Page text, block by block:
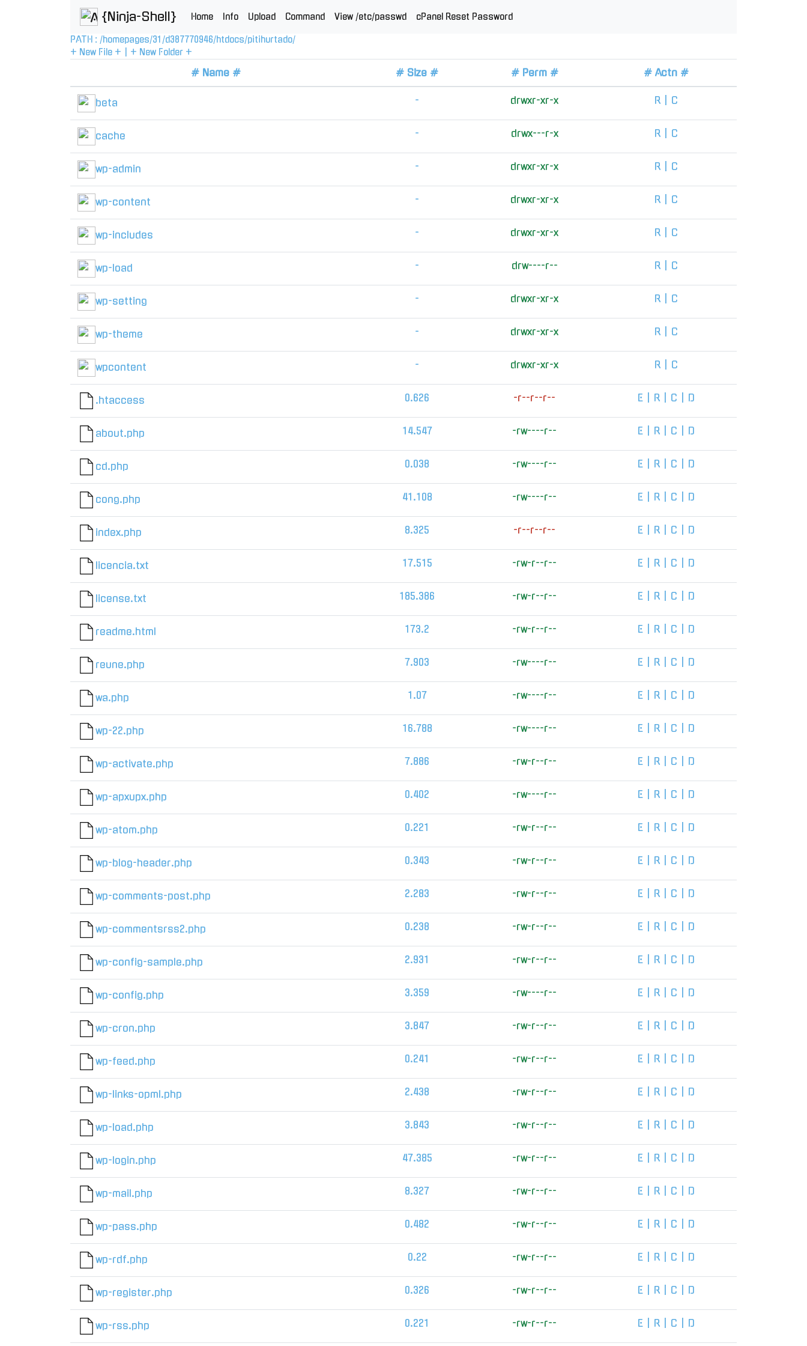
{Ninja-Shell} Home Info Upload Command View /etc/passwd cPanel Reset Password
PATH : /homepages/31 /d387770946/htdocs/pitihurtado/
+ New File +
+ New Folder +
# Name # # Size # # Perm # # Actn #
beta - drwxr-xr-x R C
cache - drwx---r-x R C
wp-admin - drwxr-xr-x R C
wp-content - drwxr-xr-x R C
wp-includes - drwxr-xr-x R C
wp-load - drw----r-- R C
wp-setting - drwxr-xr-x R C
wp-theme - drwxr-xr-x R C
wpcontent - drwxr-xr-x R C
.htaccess 0.626 -r--r--r-- E R C D
about.php 14.547 -rw----r-- E R C D
cd.php 0.038 -rw----r-- E R C D
cong.php 41.108 -rw----r-- E R C D
index.php 8.325 -r--r--r-- E R C D
licencia.txt 17.515 -rw-r--r-- E R C D
license.txt 185.386 -rw-r--r-- E R C D
readme.html 173.2 -rw-r--r-- E R C D
reune.php 7.903 -rw----r-- E R C D
wa.php 1.07 -rw----r-- E R C D
wp-22.php 16.788 -rw----r-- E R C D
wp-activate.php 7.886 -rw-r--r-- E R C D
wp-apxupx.php 0.402 -rw----r-- E R C D
wp-atom.php 0.221 -rw-r--r-- E R C D
wp-blog-header.php 0.343 -rw-r--r-- E R C D
wp-comments-post.php 2.283 -rw-r--r-- E R C D
wp-commentsrss2.php 0.238 -rw-r--r-- E R C D
wp-config-sample.php 2.931 -rw-r--r-- E R C D
wp-config.php 3.359 -rw----r-- E R C D
wp-cron.php 3.847 -rw-r--r-- E R C D
wp-feed.php 0.241 -rw-r--r-- E R C D
wp-links-opml.php 2.438 -rw-r--r-- E R C D
wp-load.php 3.843 -rw-r--r-- E R C D
wp-login.php 47.385 -rw-r--r-- E R C D
wp-mail.php 8.327 -rw-r--r-- E R C D
wp-pass.php 0.482 -rw-r--r-- E R C D
wp-rdf.php 0.22 -rw-r--r-- E R C D
wp-register.php 0.326 -rw-r--r-- E R C D
wp-rss.php 0.221 -rw-r--r-- E R C D